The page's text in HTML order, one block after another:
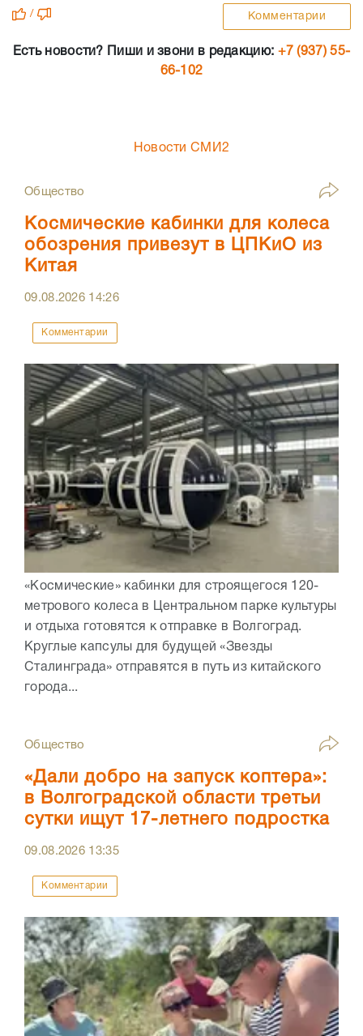
/ Комментарии
Есть новости? Пиши и звони в редакцию: +7 (937) 55-
66-102
Новости СМИ2
Общество
Космические кабинки для колеса
обозрения привезут в ЦПКиО из
Китая
09.08.2026 14:26
Комментарии
«Космические» кабинки для строящегося 120-
метрового колеса в Центральном парке культуры
и отдыха готовятся к отправке в Волгоград.
Круглые капсулы для будущей «Звезды
Сталинграда» отправятся в путь из китайского
города...
Общество
«Дали добро на запуск коптера»:
в Волгоградской области третьи
сутки ищут 17-летнего подростка
09.08.2026 13:35
Комментарии